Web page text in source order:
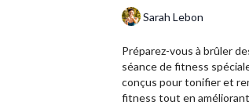
Sarah Lebon
Préparez-vous à brûler
séance de fitness
conçus pour tonifier et
fitness tout en